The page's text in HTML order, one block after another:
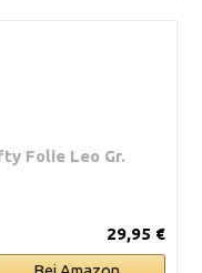
Folie Leo Gr.
29,95 €